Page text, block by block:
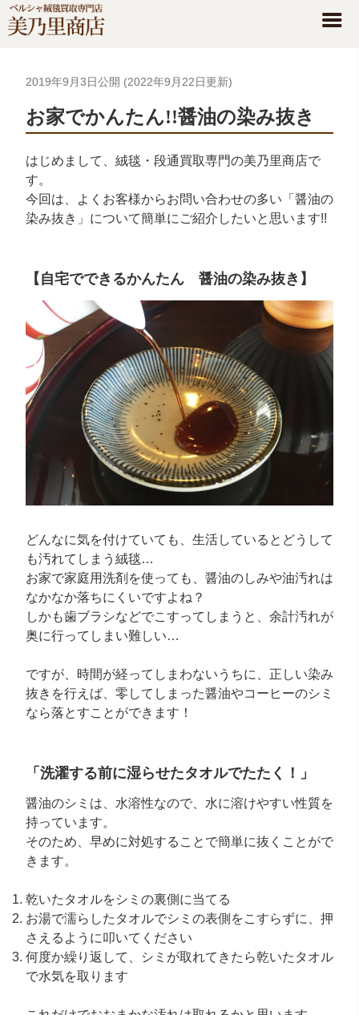
2019年9月3日公開 (2022年9月22日更新)
お家でかんたん!!醤油の染み抜き
はじめまして、絨毯・段通買取専門の美乃里商店で
す。
今回は、よくお客様からお問い合わせの多い「醤油の
染み抜き」について簡単にご紹介したいと思います!!
【自宅でできるかんたん 醤油の染み抜き】
どんなに気を付けていても、生活しているとどうして
も汚れてしまう絨毯…
お家で家庭用洗剤を使っても、醤油のしみや油汚れは
なかなか落ちにくいですよね？
しかも歯ブラシなどでこすってしまうと、余計汚れが
奥に行ってしまい難しい…
ですが、時間が経ってしまわないうちに、正しい染み
抜きを行えば、零してしまった醤油やコーヒーのシミ
なら落とすことができます！
「洗濯する前に湿らせたタオルでたたく！」
醤油のシミは、水溶性なので、水に溶けやすい性質を
持っています。
そのため、早めに対処することで簡単に抜くことがで
きます。
乾いたタオルをシミの裏側に当てる
お湯で濡らしたタオルでシミの表側をこすらずに、押
さえるように叩いてください
何度か繰り返して、シミが取れてきたら乾いたタオル
で水気を取ります